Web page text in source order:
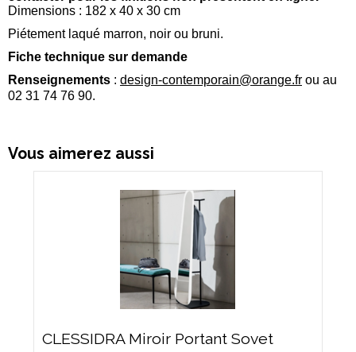
Dimensions : 182 x 40 x 30 cm
Piétement laqué marron, noir ou bruni.
Fiche technique sur demande
Renseignements : design-contemporain@orange.fr ou au
02 31 74 76 90.
Vous aimerez aussi
CLESSIDRA Miroir Portant Sovet